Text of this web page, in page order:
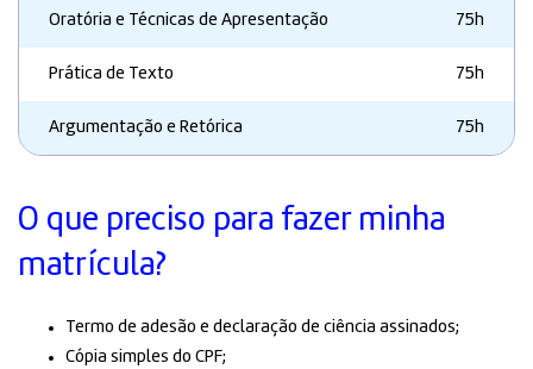
Oratória e Técnicas de Apresentação 75h
Prática de Texto 75h
Argumentação e Retórica 75h
O que preciso para fazer minha
matrícula?
Termo de adesão e declaração de ciência assinados;
Cópia simples do CPF;